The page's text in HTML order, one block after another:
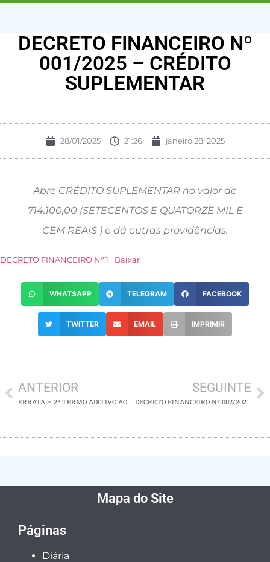
DECRETO FINANCEIRO Nº
001/2025 – CRÉDITO
SUPLEMENTAR
28/01/2025 21:26 janeiro 28, 2025
Abre CRÉDITO SUPLEMENTAR no valor de
714.100,00 (SETECENTOS E QUATORZE MIL E
CEM REAIS ) e dá outras providências.
DECRETO FINANCEIRO Nº 1 Baixar
WHATSAPP TELEGRAM FACEBOOK
TWITTER EMAIL IMPRIMIR
ANTERIOR
ERRATA – 2º TERMO ADITIVO AO CONTRATO Nº 015/2024
SEGUINTE
DECRETO FINANCEIRO Nº 002/2025 – ALTERAÇÃO DO QDD
Mapa do Site
Páginas
Diária